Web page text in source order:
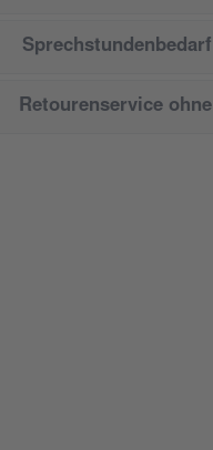
Retourenservice